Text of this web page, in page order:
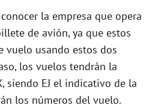
y
V
i
la empresa que opera
de avión, ya que estos
vuelo usando estos dos
los vuelos tendrán la
siendo EJ el indicativo de la
los números del vuelo.